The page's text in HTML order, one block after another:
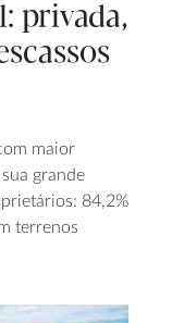
privada,
maior
grande
84,2%
terrenos